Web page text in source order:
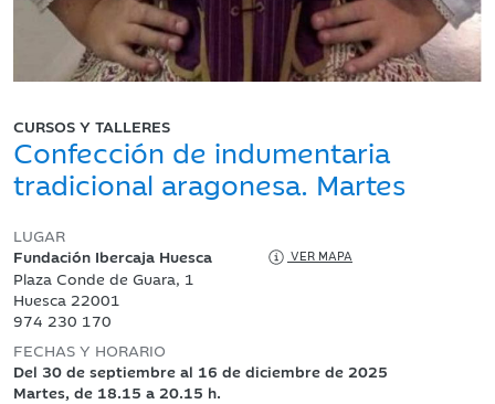
CURSOS Y TALLERES
Confección de indumentaria
tradicional aragonesa. Martes
LUGAR
Fundación Ibercaja Huesca
VER MAPA
Plaza Conde de Guara, 1
Huesca 22001
974 230 170
FECHAS Y HORARIO
Del 30 de septiembre al 16 de diciembre de 2025
Martes, de 18.15 a 20.15 h.